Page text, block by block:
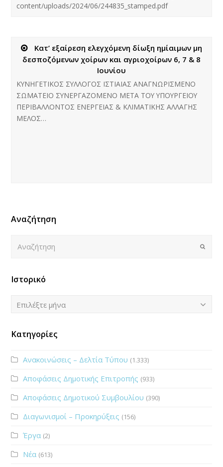
content/uploads/2024/06/244835_stamped.pdf
Κατ’ εξαίρεση ελεγχόμενη δίωξη ημίαιμων μη
δεσποζόμενων χοίρων και αγριοχοίρων 6, 7 & 8
Ιουνίου
ΚΥΝΗΓΕΤΙΚΟΣ ΣΥΛΛΟΓΟΣ ΙΣΤΙΑΙΑΣ ΑΝΑΓΝΩΡΙΣΜΕΝΟ
ΣΩΜΑΤΕΙΟ ΣΥΝΕΡΓΑΖΟΜΕΝΟ ΜΕΤΑ ΤΟΥ ΥΠΟΥΡΓΕΙΟΥ
ΠΕΡΙΒΑΛΛΟΝΤΟΣ ΕΝΕΡΓΕΙΑΣ & ΚΛΙΜΑΤΙΚΗΣ ΑΛΛΑΓΗΣ
ΜΕΛΟΣ…
Αναζήτηση
Submit
Ιστορικό
Ιστορικό
Επιλέξτε μήνα
Κατηγορίες
Ανακοινώσεις – Δελτία Τύπου (1.333)
Αποφάσεις Δημοτικής Επιτροπής (933)
Αποφάσεις Δημοτικού Συμβουλίου (390)
Διαγωνισμοί – Προκηρύξεις (156)
Έργα (2)
Νέα (613)